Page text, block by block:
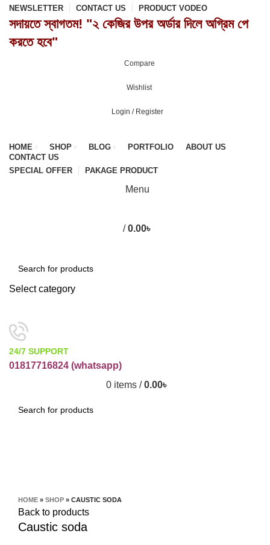
NEWSLETTER CONTACT US PRODUCT VODEO
সদায়তে স্বাগতম! "২ কেজির উপর অর্ডার দিলে অগ্রিম পে
করতে হবে"
Compare
Wishlist
Login / Register
HOME SHOP BLOG PORTFOLIO
ABOUT US
CONTACT US
SPECIAL OFFER
PAKAGE PRODUCT
Menu
/ 0.00৳
Select category
24/7 SUPPORT
01817716824 (whatsapp)
0 items / 0.00৳
HOME » SHOP » CAUSTIC SODA
Back to products
Caustic soda